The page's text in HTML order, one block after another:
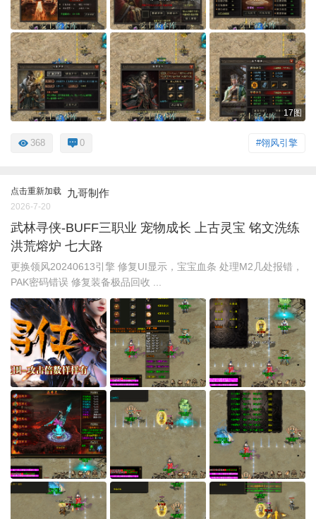
17图
#翎风引擎
368 0
点击重新加载 九哥制作
2026-7-20
武林寻侠-BUFF三职业 宠物成长 上古灵宝 铭文洗练
洪荒熔炉 七大路
更换领风20240613引擎 修复UI显示，宝宝血条 处理M2几处报错，
PAK密码错误 修复装备极品回收 ...